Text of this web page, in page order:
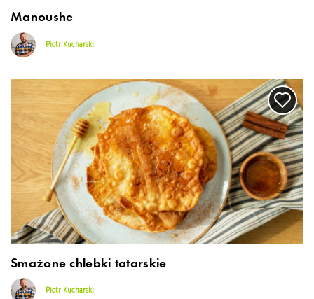
Manoushe
Piotr Kucharski
Smażone chlebki tatarskie
Piotr Kucharski